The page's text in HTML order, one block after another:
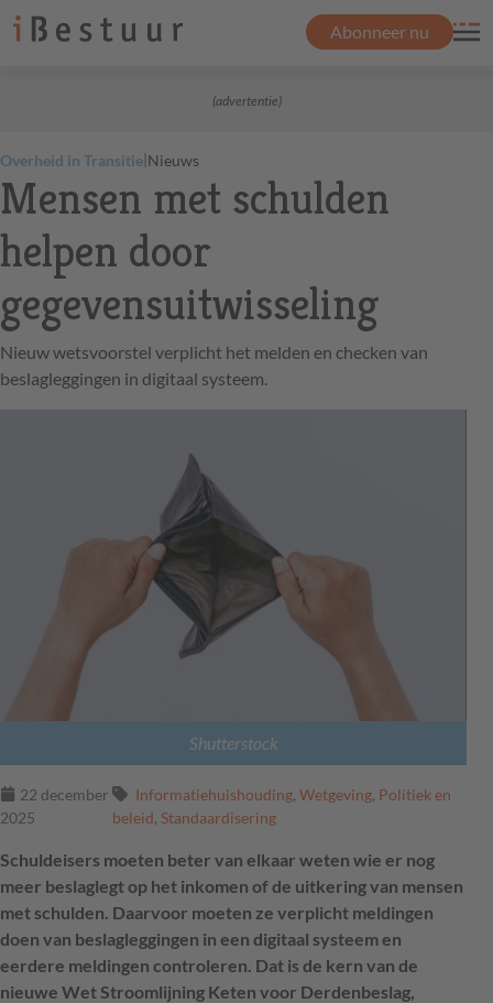
Abonneer nu
(advertentie)
Overheid in Transitie|Nieuws
Mensen met schulden
helpen door
gegevensuitwisseling
Nieuw wetsvoorstel verplicht het melden en checken van
beslagleggingen in digitaal systeem.
Shutterstock
22 december
2025
Informatiehuishouding, Wetgeving, Politiek en
beleid, Standaardisering
Schuldeisers moeten beter van elkaar weten wie er nog
meer beslaglegt op het inkomen of de uitkering van mensen
met schulden. Daarvoor moeten ze verplicht meldingen
doen van beslagleggingen in een digitaal systeem en
eerdere meldingen controleren. Dat is de kern van de
nieuwe Wet Stroomlijning Keten voor Derdenbeslag,